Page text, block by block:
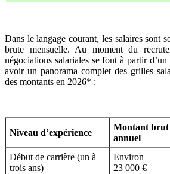
Dans le langage courant, les salaires sont
brute mensuelle. Au moment du
négociations salariales se font à partir
avoir un panorama complet des grilles
des montants en 2026* :
Niveau d’expérience
Montant brut
annuel
Début de carrière (un à
trois ans)
Environ
23 000 €